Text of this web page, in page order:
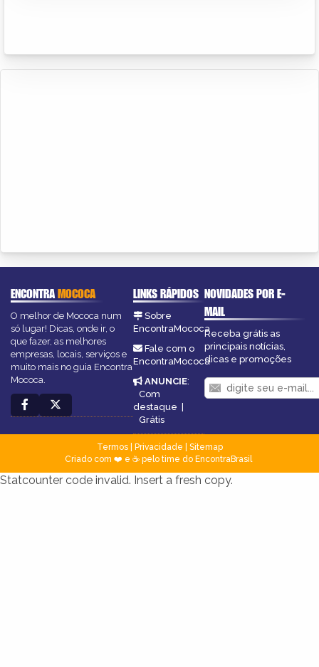
ENCONTRAMOCOCA
O melhor de Mococa num
só lugar! Dicas, onde ir, o
que fazer, as melhores
empresas, locais, serviços e
muito mais no guia Encontra
Mococa.
LINKS RÁPIDOS
Sobre
EncontraMococa
Fale com o
EncontraMococa
ANUNCIE:
Com
destaque |
Grátis
NOVIDADES POR E-
MAIL
Receba grátis as
principais notícias,
dicas e promoções
Termos| Privacidade
Sitemap
Criado com ❤️ e ☕ pelo time do EncontraBrasil
Statcounter code invalid. Insert a fresh copy.